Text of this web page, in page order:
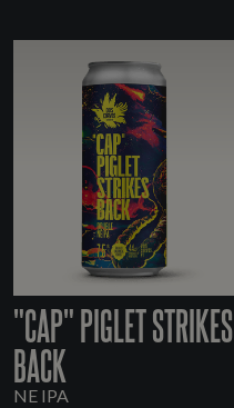
"CAP" PIGLET STRIKES
BACK
NE IPA